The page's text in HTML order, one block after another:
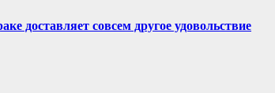
доставляет совсем другое удовольствие